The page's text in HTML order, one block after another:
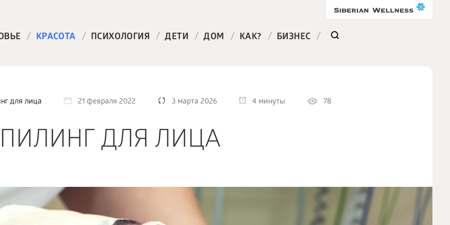
/ КРАСОТА / ПСИХОЛОГИЯ / ДЕТИ / ДОМ / КАК? / БИЗНЕС /
для лица 21 февраля 2022 3 марта 2026 4 минуты 78
ДЛЯ ЛИЦА